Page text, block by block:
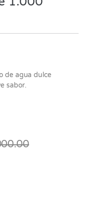
de agua dulce
sabor.
5 filetes quantity